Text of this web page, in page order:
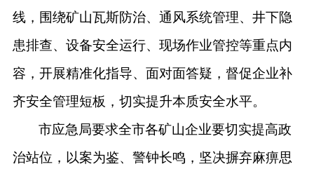
线， 围绕矿山瓦斯防治、通风系统管理、井下隐
患排查、设备安全运行、现场作业管控等重点内
容，开展精准化指导、面对面答疑，督促企业补
齐安全管理短板，切实提升本质安全水平。
市应急局要求全市各矿山企业要切实提高政
治站位，以案为鉴、警钟长鸣，坚决摒弃麻痹思